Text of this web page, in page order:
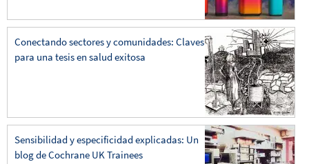
Conectando sectores y comunidades: Claves
para una tesis en salud exitosa
Sensibilidad y especificidad explicadas: Un
blog de Cochrane UK Trainees